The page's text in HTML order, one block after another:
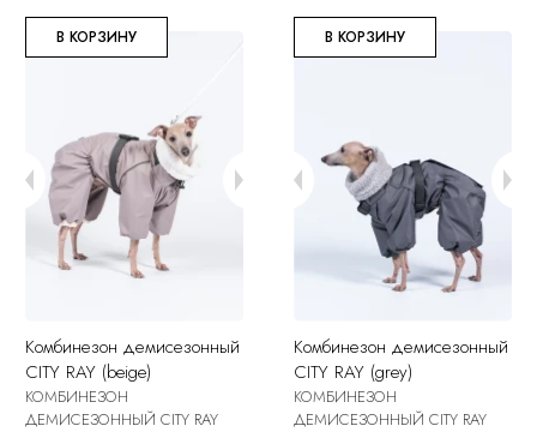
В КОРЗИНУ В КОРЗИНУ
Комбинезон демисезонный
CITY RAY (beige)
КОМБИНЕЗОН
ДЕМИСЕЗОННЫЙ CITY RAY
Комбинезон демисезонный
CITY RAY (grey)
КОМБИНЕЗОН
ДЕМИСЕЗОННЫЙ CITY RAY